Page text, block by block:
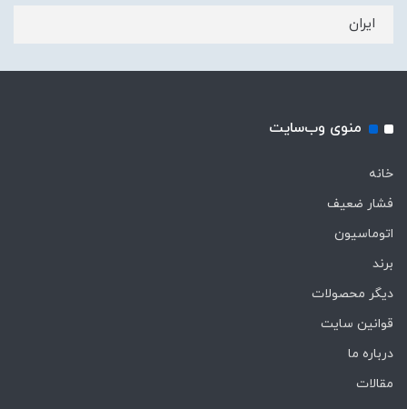
ایران
منوی وب‌سایت
خانه
فشار ضعیف
اتوماسیون
برند
دیگر محصولات
قوانین سایت
درباره ما
مقالات